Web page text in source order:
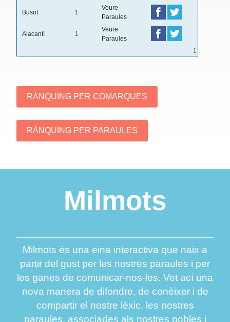
Busot 1
Veure
Paraules
Alacantí 1
Veure
Paraules
1
Milmots
Milmots és una eina interactiva que naix a
partir del gust per les nostres paraules i per
les ganes de comunicar-nos-les. Vet ací una
nova manera de difondre, de conèixer i de
compartir el nostre lèxic, les nostres
paraules, associades als nostres pobles i